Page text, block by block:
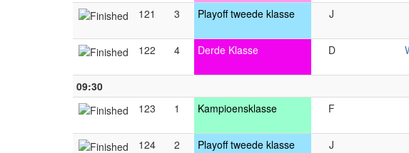
121
3 Playoff tweede klasse J
122
4 Derde Klasse D
09:30
123
1 Kampioensklasse F
124
2 Playoff tweede klasse J